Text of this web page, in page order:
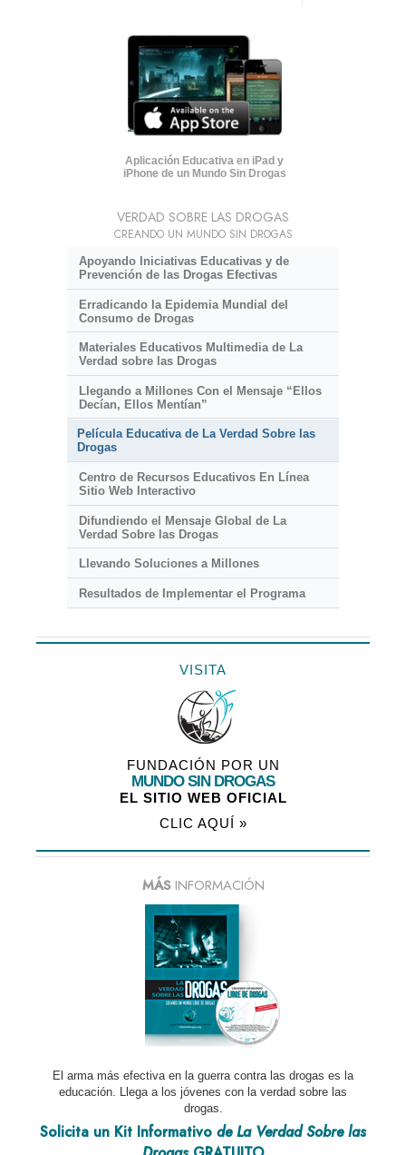
Aplicación Educativa en iPad y
iPhone de un Mundo Sin Drogas
VERDAD SOBRE LAS DROGAS
CREANDO UN MUNDO SIN DROGAS
Apoyando Iniciativas Educativas y de
Prevención de las Drogas Efectivas
Erradicando la Epidemia Mundial del
Consumo de Drogas
Materiales Educativos Multimedia de La
Verdad sobre las Drogas
Llegando a Millones Con el Mensaje “Ellos
Decían, Ellos Mentían”
Película Educativa de La Verdad Sobre las
Drogas
Centro de Recursos Educativos En Línea
Sitio Web Interactivo
Difundiendo el Mensaje Global de La
Verdad Sobre las Drogas
Llevando Soluciones a Millones
Resultados de Implementar el Programa
VISITA
FUNDACIÓN POR UN
MUNDO SIN DROGAS
EL SITIO WEB OFICIAL
CLIC AQUÍ »
MÁSINFORMACIÓN
El arma más efectiva en la guerra contra las drogas es la
educación. Llega a los jóvenes con la verdad sobre las
drogas.
Solicita un Kit Informativo de La Verdad Sobre las